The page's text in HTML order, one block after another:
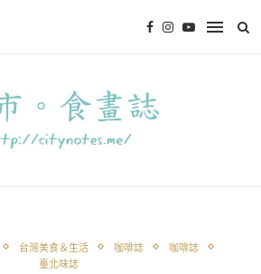
台灣美食＆生活 咖啡誌
咖啡誌
臺北味誌